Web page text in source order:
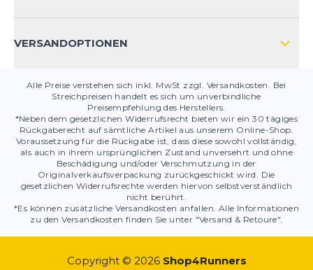
PRODUKTSICHERHEIT
VERSANDOPTIONEN
Alle Preise verstehen sich inkl. MwSt zzgl. Versandkosten. Bei
Streichpreisen handelt es sich um unverbindliche
Preisempfehlung des Herstellers.
*Neben dem gesetzlichen Widerrufsrecht bieten wir ein 30 tägiges
Rückgaberecht auf sämtliche Artikel aus unserem Online-Shop.
Voraussetzung für die Rückgabe ist, dass diese sowohl vollständig,
als auch in ihrem ursprünglichen Zustand unversehrt und ohne
Beschädigung und/oder Verschmutzung in der
Originalverkaufsverpackung zurückgeschickt wird. Die
gesetzlichen Widerrufsrechte werden hiervon selbstverständlich
nicht berührt.
*Es können zusätzliche Versandkosten anfallen. Alle Informationen
zu den Versandkosten finden Sie unter "Versand & Retoure".
Copyright © 2026 Shop4Runners